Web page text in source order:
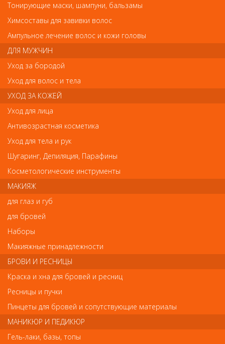
Арт.PT-498-BL
270р.-
В закладки
Пинцет для волос скошенный имеет улучшенную область
прибавляется за счет эластичности и в то же время твердости
инструмента. Им легко управиться с отдельно растущими
волосками или прореживать брови.
Материал: сталь
Код: 8465620
Отзывы
Ваш отзыв станет первым
Напишите свой отзыв
Комментарий
Тонирующие маски, шампуни, бальзамы
Химсоставы для завивки волос
Ампульное лечение волос и кожи головы
ДЛЯ МУЖЧИН
Уход за бородой
Уход для волос и тела
УХОД ЗА КОЖЕЙ
Уход для лица
Антивозрастная косметика
Уход для тела и рук
Шугаринг, Депиляция, Парафины
Косметологические инструменты
МАКИЯЖ
для глаз и губ
для бровей
Наборы
Макияжные принадлежности
БРОВИ И РЕСНИЦЫ
Краска и хна для бровей и ресниц
Ресницы и пучки
Пинцеты для бровей и сопутствующие материалы
МАНИКЮР И ПЕДИКЮР
Гель-лаки, базы, топы